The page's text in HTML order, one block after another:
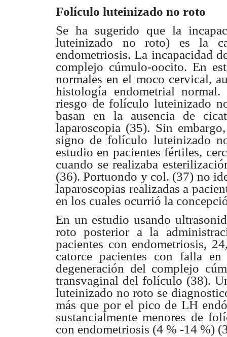
Folículo luteinizado no roto
Se ha sugerido que la
luteinizado no roto) es la
endometriosis. La incapacidad
complejo cúmulo-oocito. En
normales en el moco cervical,
histología endometrial
riesgo de folículoluteinizado
basan en la ausencia de
laparoscopia (35). Sin
signo defolículo luteinizado
estudio en pacientes fértiles,
cuando serealizaba
(36). Portuondo y col. (37) no
laparoscopias realizadas a
en los cuales ocurrió la
En un estudio usando
roto posterior a la
pacientes con endometriosis,
catorce pacientes con falla
degeneración del complejo
transvaginal del folículo (38).
luteinizado no roto se
más que por el pico de LH
sustancialmentemenores de
con endometriosis (4 % -14 %)